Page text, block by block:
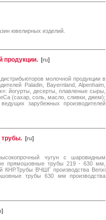
ювелирных изделий.
продукции. [ru]
молочной продукции в
Paladin, Bayernland, Alpenhaim,
йогурты, десерты, плавленые сыры,
(сахар, соль, масло, сливки, джем);
зарубежных производителей
[ru]
чугун с шаровидным
прямошовные трубы 219 - 630 мм,
КНР.Трубы ВЧШГ производства Benxi
трубы 630 мм производства
]